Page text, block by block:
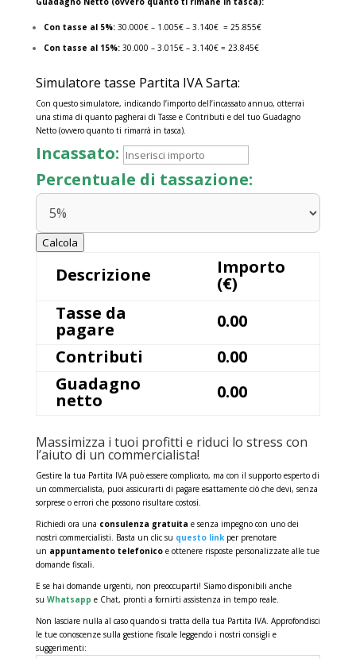
Con tasse al 5%:30.000€ – 1.005€ – 3.140€ = 25.855€
Con tasse al 15%:30.000 – 3.015€ – 3.140€ = 23.845€
Simulatore tasse Partita IVA Sarta:
Con questo simulatore, indicando l’importo dell’incassato annuo, otterrai
una stima di quanto pagherai di Tasse e Contributi e del tuo Guadagno
Netto (ovvero quanto ti rimarrà in tasca).
Incassato:
Percentuale di tassazione:
Calcola
Descrizione Importo
(€)
Tasse da
pagare
0.00
Contributi
0.00
Guadagno
netto 0.00
Massimizza i tuoi profitti e riduci lo stress con
l’aiuto di un commercialista!
Gestire la tua Partita IVA può essere complicato, ma con il supporto esperto di
un commercialista, puoi assicurarti di pagare esattamente ciò che devi, senza
sorprese o errori che possono risultare costosi.
Richiedi ora una consulenza gratuita e senza impegno con uno dei
nostri commercialisti. Basta un clic su questo link per prenotare
un appuntamento telefonicoe ottenere risposte personalizzate alle tue
domande fiscali.
E se hai domande urgenti, non preoccuparti! Siamo disponibili anche
su Whatsapp e Chat, pronti a fornirti assistenza in tempo reale.
Non lasciare nulla al caso quando si tratta della tua Partita IVA. Approfondisci
le tue conoscenze sulla gestione fiscale leggendo i nostri consigli e
suggerimenti: